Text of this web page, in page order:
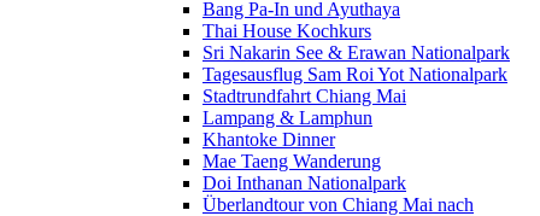
Bang Pa-In und Ayuthaya
Thai House Kochkurs
Sri Nakarin See & Erawan Nationalpark
Tagesausflug Sam Roi Yot Nationalpark
Stadtrundfahrt Chiang Mai
Lampang & Lamphun
Khantoke Dinner
Mae Taeng Wanderung
Doi Inthanan Nationalpark
Überlandtour von Chiang Mai nach